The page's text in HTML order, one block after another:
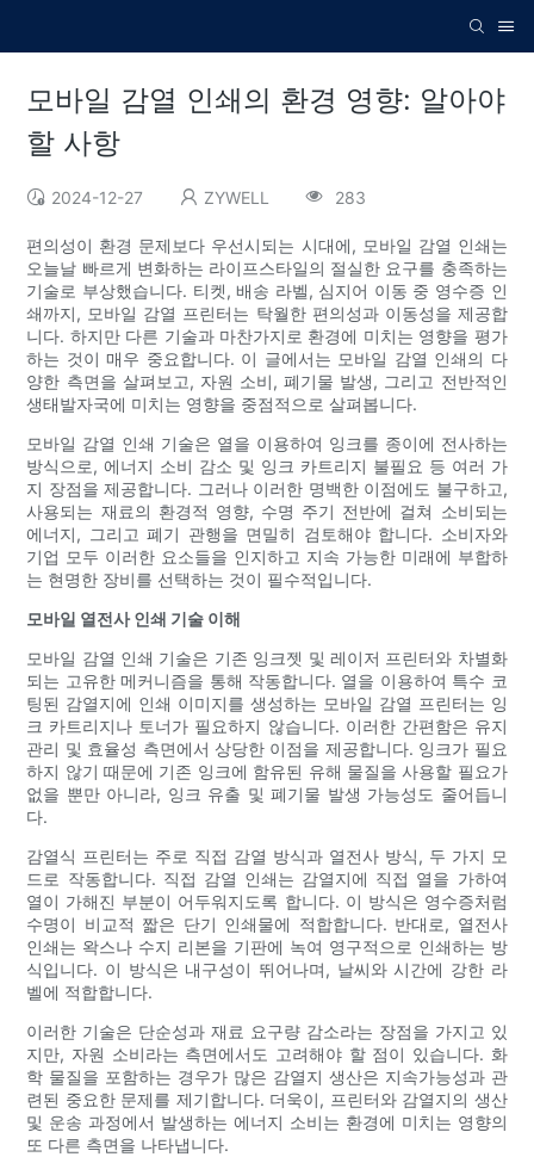
모바일 감열 인쇄의 환경 영향: 알아야
할 사항
2024-12-27 ZYWELL 283
편의성이 환경 문제보다 우선시되는 시대에, 모바일 감열 인쇄는
오늘날 빠르게 변화하는 라이프스타일의 절실한 요구를 충족하는
기술로 부상했습니다. 티켓, 배송 라벨, 심지어 이동 중 영수증 인
쇄까지, 모바일 감열 프린터는 탁월한 편의성과 이동성을 제공합
니다. 하지만 다른 기술과 마찬가지로 환경에 미치는 영향을 평가
하는 것이 매우 중요합니다. 이 글에서는 모바일 감열 인쇄의 다
양한 측면을 살펴보고, 자원 소비, 폐기물 발생, 그리고 전반적인
생태발자국에 미치는 영향을 중점적으로 살펴봅니다.
모바일 감열 인쇄 기술은 열을 이용하여 잉크를 종이에 전사하는
방식으로, 에너지 소비 감소 및 잉크 카트리지 불필요 등 여러 가
지 장점을 제공합니다. 그러나 이러한 명백한 이점에도 불구하고,
사용되는 재료의 환경적 영향, 수명 주기 전반에 걸쳐 소비되는
에너지, 그리고 폐기 관행을 면밀히 검토해야 합니다. 소비자와
기업 모두 이러한 요소들을 인지하고 지속 가능한 미래에 부합하
는 현명한 장비를 선택하는 것이 필수적입니다.
모바일 열전사 인쇄 기술 이해
모바일 감열 인쇄 기술은 기존 잉크젯 및 레이저 프린터와 차별화
되는 고유한 메커니즘을 통해 작동합니다. 열을 이용하여 특수 코
팅된 감열지에 인쇄 이미지를 생성하는 모바일 감열 프린터는 잉
크 카트리지나 토너가 필요하지 않습니다. 이러한 간편함은 유지
관리 및 효율성 측면에서 상당한 이점을 제공합니다. 잉크가 필요
하지 않기 때문에 기존 잉크에 함유된 유해 물질을 사용할 필요가
없을 뿐만 아니라, 잉크 유출 및 폐기물 발생 가능성도 줄어듭니
다.
감열식 프린터는 주로 직접 감열 방식과 열전사 방식, 두 가지 모
드로 작동합니다. 직접 감열 인쇄는 감열지에 직접 열을 가하여
열이 가해진 부분이 어두워지도록 합니다. 이 방식은 영수증처럼
수명이 비교적 짧은 단기 인쇄물에 적합합니다. 반대로, 열전사
인쇄는 왁스나 수지 리본을 기판에 녹여 영구적으로 인쇄하는 방
식입니다. 이 방식은 내구성이 뛰어나며, 날씨와 시간에 강한 라
벨에 적합합니다.
이러한 기술은 단순성과 재료 요구량 감소라는 장점을 가지고 있
지만, 자원 소비라는 측면에서도 고려해야 할 점이 있습니다. 화
학 물질을 포함하는 경우가 많은 감열지 생산은 지속가능성과 관
련된 중요한 문제를 제기합니다. 더욱이, 프린터와 감열지의 생산
및 운송 과정에서 발생하는 에너지 소비는 환경에 미치는 영향의
또 다른 측면을 나타냅니다.